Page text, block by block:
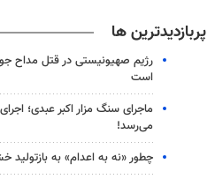
پربازدیدترین ها
رژیم صهیونیستی در قتل مداح
است
ماجرای سنگ مزار اکبر عبدی؛
می‌رسد!
چطور «نه به اعدام» به